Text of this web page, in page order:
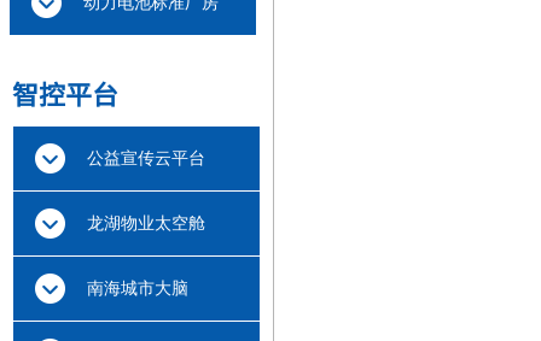
智控平台
公益宣传云平台
龙湖物业太空舱
南海城市大脑